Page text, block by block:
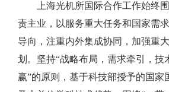
上海光机所国际合作工作始终
责主业，以服务重大任务和国家需
导向，注重内外集成协同，加强重
划。坚持“战略布局，需求牵引，技
赢”的原则，基于科技部授予的国家